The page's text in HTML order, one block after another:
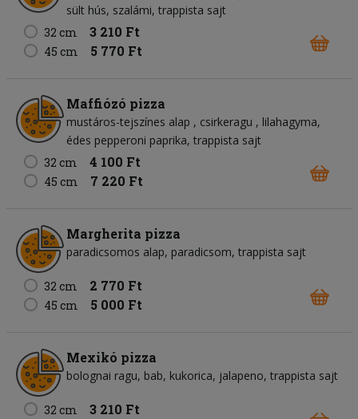
sült hús szalámi trappista sajt
32 cm
3 210 Ft
45 cm 5 770 Ft
Maffiózó pizza
mustáros-tejszínes alap csirkeragu
lilahagyma
édes pepperoni paprika trappista sajt
32 cm
4 100 Ft
45 cm 7 220 Ft
Margherita pizza
paradicsomos alap paradicsom trappista sajt
32 cm 2 770 Ft
45 cm 5 000 Ft
Mexikó pizza
bolognai ragu bab kukorica jalapeno trappista sajt
32 cm 3 210 Ft